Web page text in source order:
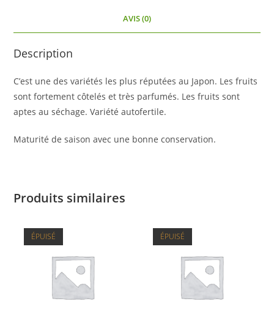
AVIS (0)
Description
C’est une des variétés les plus réputées au Japon. Les fruits
sont fortement côtelés et très parfumés. Les fruits sont
aptes au séchage. Variété autofertile.
Maturité de saison avec une bonne conservation.
Produits similaires
ÉPUISÉ ÉPUISÉ